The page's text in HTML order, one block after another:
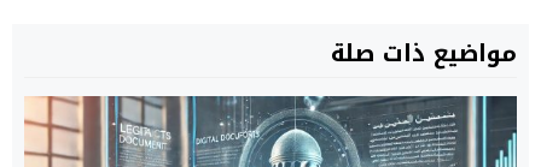
مواضيع ذات صلة